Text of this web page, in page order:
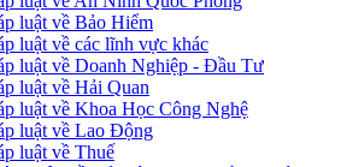
luật về Bảo Hiểm
luật về các lĩnh vực khác
luật về Doanh Nghiệp - Đầu Tư
luật về Hải Quan
luật về Khoa Học Công Nghệ
luật về Lao Động
luật về Thuế